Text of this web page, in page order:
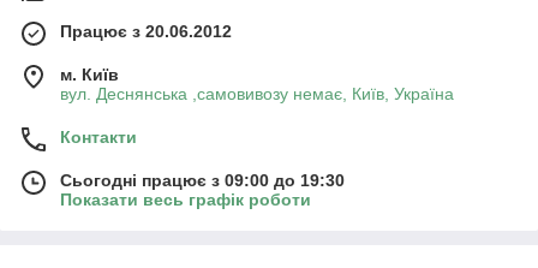
Працює з 20.06.2012
м. Київ
вул. Деснянська ,самовивозу немає, Київ, Україна
Контакти
Сьогодні працює з 09:00 до 19:30
Показати весь графік роботи